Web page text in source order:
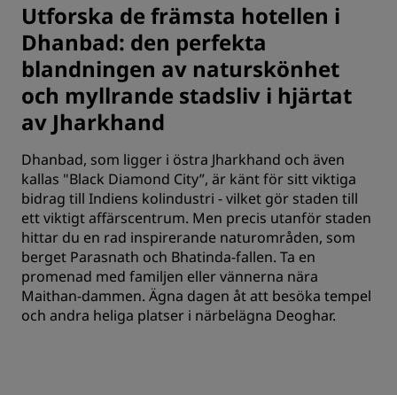
Utforska de främsta hotellen i
Dhanbad: den perfekta
blandningen av naturskönhet
och myllrande stadsliv i hjärtat
av Jharkhand
Dhanbad, som ligger i östra Jharkhand och även
kallas "Black Diamond City”, är känt för sitt viktiga
bidrag till Indiens kolindustri - vilket gör staden till
ett viktigt affärscentrum. Men precis utanför staden
hittar du en rad inspirerande naturområden, som
berget Parasnath och Bhatinda-fallen. Ta en
promenad med familjen eller vännerna nära
Maithan-dammen. Ägna dagen åt att besöka tempel
och andra heliga platser i närbelägna Deoghar.